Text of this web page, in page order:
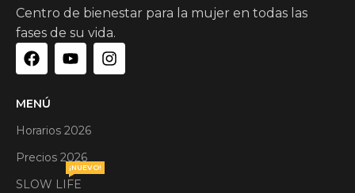
Centro de bienestar para la mujer en todas las
fases de su vida.
MENÚ
Horarios 2026
Precios 2026
SLOW LIFE
¡NUEVO!